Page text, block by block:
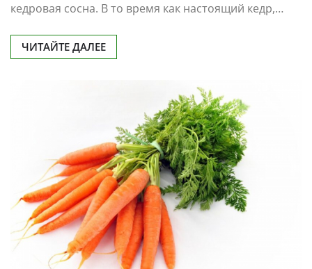
кедровая сосна. В то время как настоящий кедр,…
ЧИТАЙТЕ ДАЛЕЕ